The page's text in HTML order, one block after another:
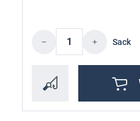
Produkt Anzahl:
Sack